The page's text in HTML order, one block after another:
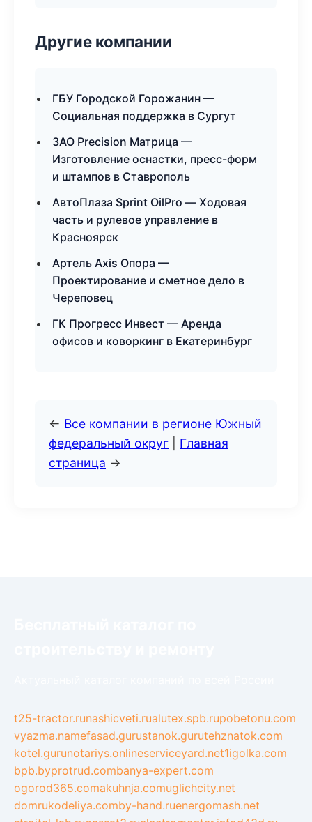
Другие компании
ГБУ Городской Горожанин —
Социальная поддержка в Сургут
ЗАО Precision Матрица —
Изготовление оснастки, пресс-форм
и штампов в Ставрополь
АвтоПлаза Sprint OilPro — Ходовая
часть и рулевое управление в
Красноярск
Артель Axis Опора —
Проектирование и сметное дело в
Череповец
ГК Прогресс Инвест — Аренда
офисов и коворкинг в Екатеринбург
← Все компании в регионе Южный
федеральный округ
Главная
страница →
t25-tractor.runashicveti.rualutex.spb.rupobetonu.com
vyazma.namefasad.gurustanok.gurutehznatok.com
kotel.gurunotariys.onlineserviceyard.net1igolka.com
bpb.byprotrud.combanya-expert.com
ogorod365.comakuhnja.comuglichcity.net
domrukodeliya.comby-hand.ruenergomash.net